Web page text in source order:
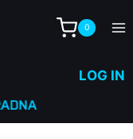
0
LOG IN